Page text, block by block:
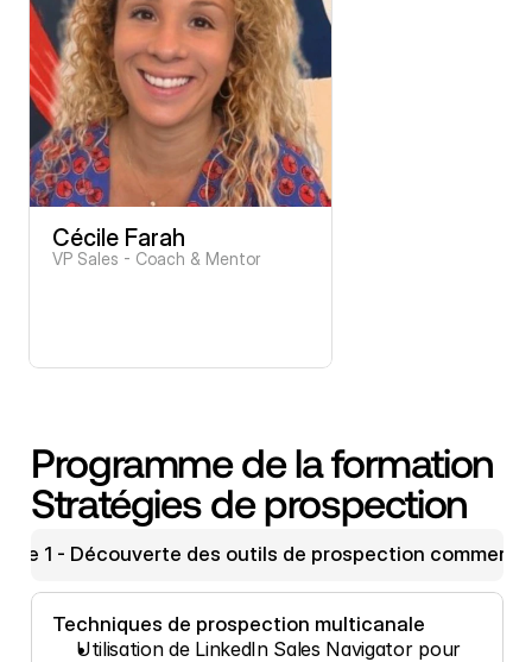
Cécile Farah
VP Sales - Coach & Mentor
Programme de la formation
Stratégies de prospection
1 - Découverte des outils de prospection
Techniques de prospection multicanale
Utilisation de LinkedIn Sales Navigator pour